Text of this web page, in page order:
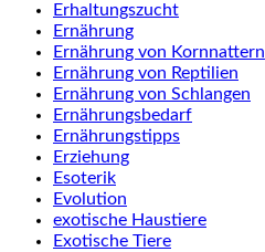
Erhaltungszucht
Ernährung
Ernährung von Kornnattern
Ernährung von Reptilien
Ernährung von Schlangen
Ernährungsbedarf
Ernährungstipps
Erziehung
Esoterik
Evolution
exotische Haustiere
Exotische Tiere